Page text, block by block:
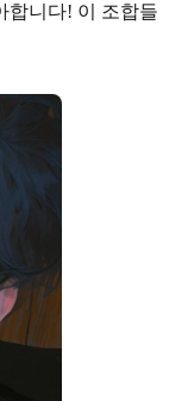
합니다! 이 조합들